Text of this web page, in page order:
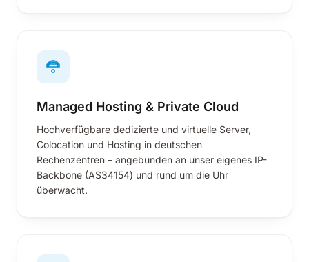
Managed Hosting & Private Cloud
Hochverfügbare dedizierte und virtuelle Server,
Colocation und Hosting in deutschen
Rechenzentren – angebunden an unser eigenes IP-
Backbone (AS34154) und rund um die Uhr
überwacht.